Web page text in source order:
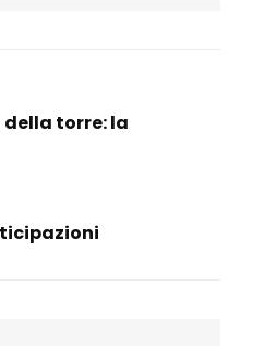
della torre: la